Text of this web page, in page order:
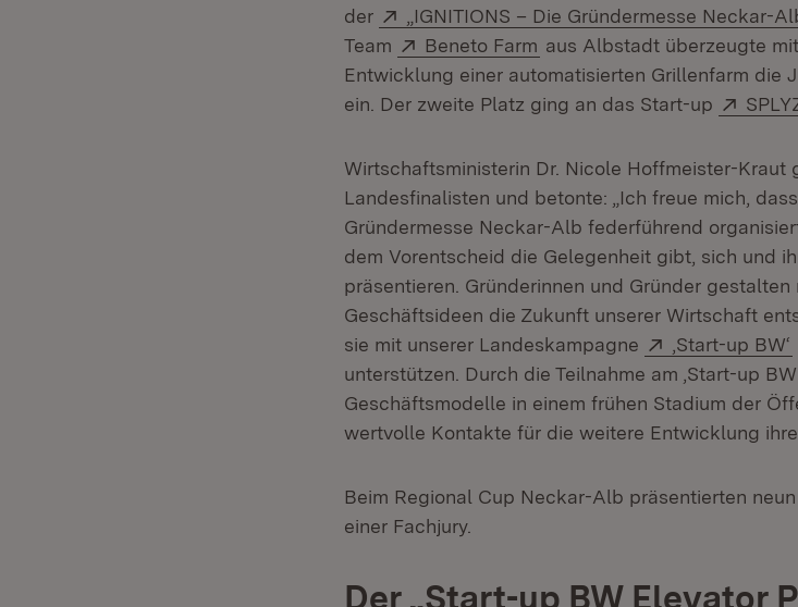
der
Extern:
„IGNITIONS – Die Gründermesse Neckar-
Team
Extern:
Beneto Farm (Öffnet in neuem Fenster)
aus Albstadt überzeugte
Entwicklung einer automatisierten Grillenfarm die
ein. Der zweite Platz ging an das Start-up
Wirtschaftsministerin Dr. Nicole Hoffmeister-
Landesfinalisten und betonte: „Ich freue mich,
Gründermesse Neckar-Alb federführend
dem Vorentscheid die Gelegenheit gibt, sich und
präsentieren. Gründerinnen und Gründer gestalten
Geschäftsideen die Zukunft unserer Wirtschaft
sie mit unserer Landeskampagne
Extern:
‚Start-up BW‘
unterstützen. Durch die Teilnahme am ‚Start-up
Geschäftsmodelle in einem frühen Stadium der
wertvolle Kontakte für die weitere Entwicklung
Beim Regional Cup Neckar-Alb präsentierten
einer Fachjury.
Der „Start-up BW Elevator